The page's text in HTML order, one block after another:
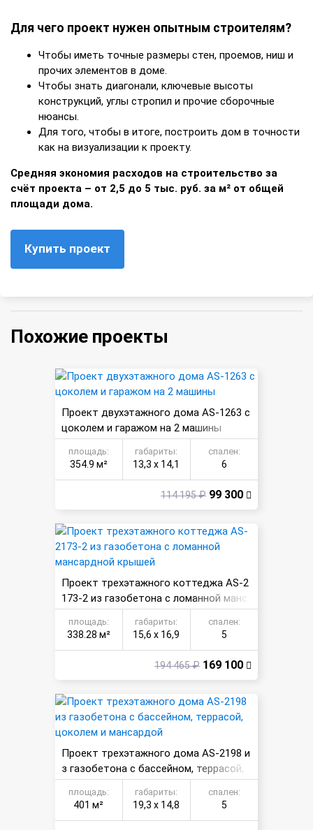
Для чего проект нужен опытным строителям?
Чтобы иметь точные размеры стен, проемов, ниш и
прочих элементов в доме.
Чтобы знать диагонали, ключевые высоты
конструкций, углы стропил и прочие сборочные
нюансы.
Для того, чтобы в итоге, построить дом в точности
как на визуализации к проекту.
Средняя экономия расходов на строительство за
счёт проекта – от 2,5 до 5 тыс. руб. за м² от общей
площади дома.
Купить проект
Похожие проекты
Проект двухэтажного дома AS-1263 с
цоколем и гаражом на 2 машины
площадь:
354.9 м²
габариты:
13,3 х 14,1
спален:
6
114 195 ₽ 99 300
Проект трехэтажного коттеджа AS-2
173-2 из газобетона с ломанной манс
ардной крышей
площадь:
338.28 м²
габариты:
15,6 х 16,9
спален:
5
194 465 ₽ 169 100
Проект трехэтажного дома AS-2198 и
з газобетона с бассейном, террасой,
цоколем и мансардой
площадь:
401 м²
габариты:
19,3 х 14,8
спален:
5